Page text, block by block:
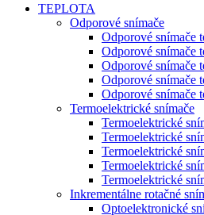
TEPLOTA
Odporové snímače
Odporové snímače
Odporové snímače
Odporové snímače
Odporové snímače
Odporové snímače
Termoelektrické snímače
Termoelektrické
Termoelektrické
Termoelektrické
Termoelektrické
Termoelektrické
Inkrementálne rotačné
Optoelektronické